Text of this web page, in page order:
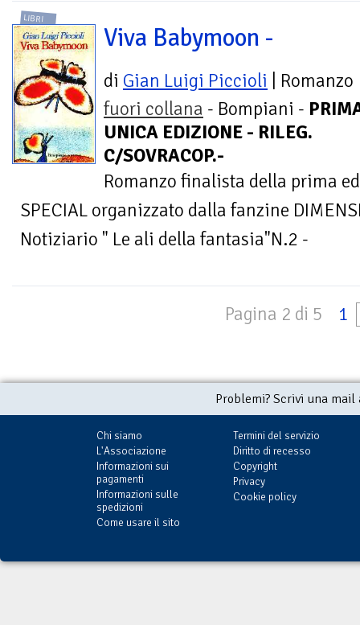
LIBRI
Viva Babymoon -
di Gian Luigi Piccioli | Romanzo
fuori collana - Bompiani -
UNICA EDIZIONE - RILEG.
C/SOVRACOP.-
Romanzo finalista della prima
SPECIAL organizzato dalla fanzine
Notiziario " Le ali della fantasia"N.2 -
Pagina 2 di 5 1
Problemi? Scrivi una
Chi siamo
L'Associazione
Informazioni sui
pagamenti
Informazioni sulle
spedizioni
Come usare il sito
Termini del servizio
Diritto di recesso
Copyright
Privacy
Cookie policy